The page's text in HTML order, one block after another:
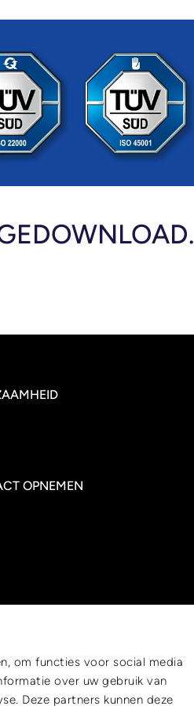
om functies voor social media
over uw gebruik van
Deze partners kunnen deze
OPNEMEN